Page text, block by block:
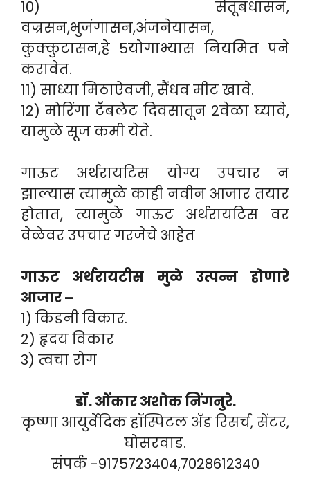
10) सेतूबंधासन,
वज्रसन,भुजंगासन,अंजनेयासन,
कुक्कुटासन,हे 5योगाभ्यास नियमित पने
करावेत.
11) साध्या मिठाऐवजी, सैंधव मीट खावे.
12) मोरिंगा टॅबलेट दिवसातून 2वेळा घ्यावे,
यामुळे सूज कमी येते.
गाऊट अर्थरायटिस योग्य उपचार न
झाल्यास त्यामुळे काही नवीन आजार तयार
होतात, त्यामुळे गाऊट अर्थरायटिस वर
वेळेवर उपचार गरजेचे आहेत
गाऊट अर्थरायटीस मुळे उत्पन्न होणारे
आजार –
1) किडनी विकार.
2) हृदय विकार
3) त्वचा रोग
डॉ. ओंकार अशोक निंगनुरे.
कृष्णा आयुर्वेदिक हॉस्पिटल अँड रिसर्च, सेंटर,
घोसरवाड.
संपर्क -9175723404,7028612340